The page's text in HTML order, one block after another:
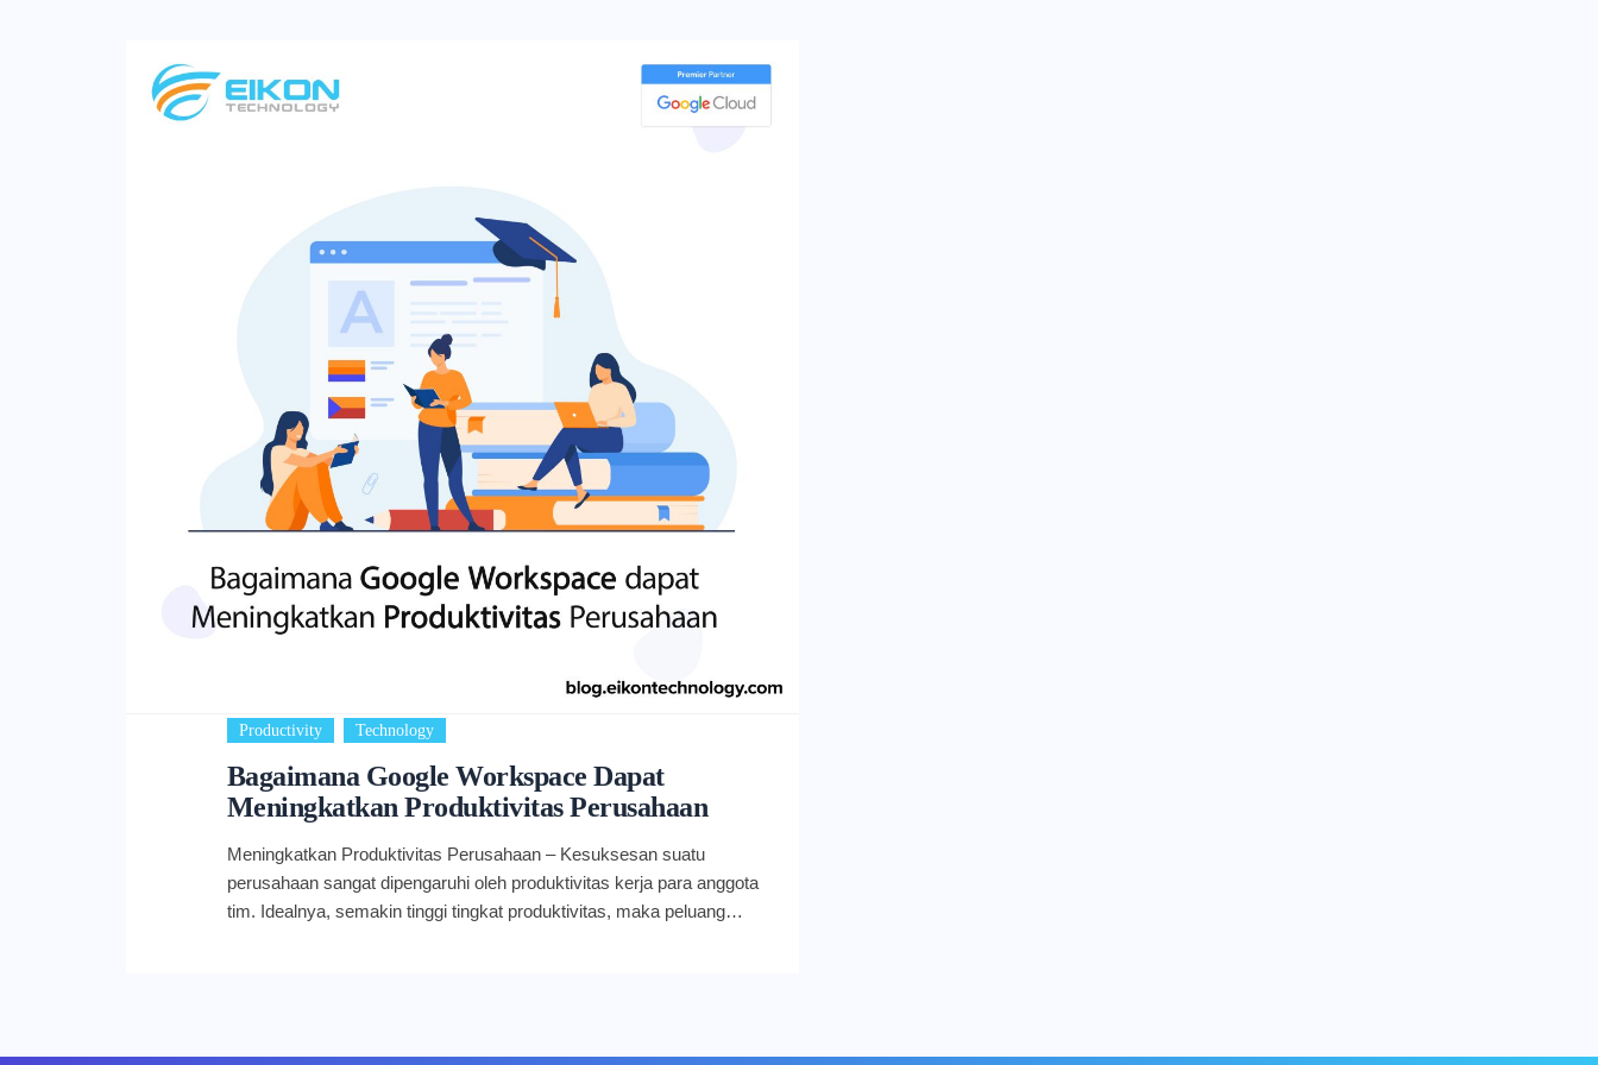
Productivity Technology
Bagaimana Google Workspace Dapat
Meningkatkan Produktivitas Perusahaan
Meningkatkan Produktivitas Perusahaan – Kesuksesan suatu
perusahaan sangat dipengaruhi oleh produktivitas kerja para anggota
tim. Idealnya, semakin tinggi tingkat produktivitas, maka peluang
pekerjaan. Seluruh produk tersebut berbasis teknologi cloud-